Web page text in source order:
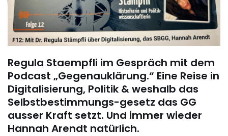
Regula Staempfli im Gespräch mit dem
Podcast „Gegenauklärung.“ Eine Reise in
Digitalisierung, Politik & weshalb das
Selbstbestimmungs-gesetz das GG
ausser Kraft setzt. Und immer wieder
Hannah Arendt natürlich.